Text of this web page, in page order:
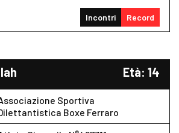
Incontri Record
Età: 14
Sportiva
Boxe Ferraro